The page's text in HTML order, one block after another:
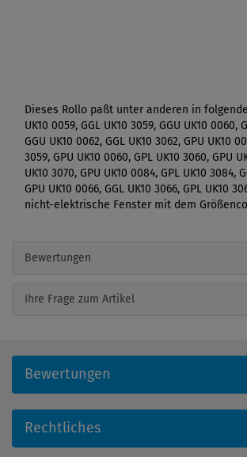
Dieses Rollo paßt unter anderen in folgende
UK10 0059, GGL UK10 3059, GGU UK10 0060,
GGU UK10 0062, GGL UK10 3062, GPU UK10
3059, GPU UK10 0060, GPL UK10 3060, GPU
UK10 3070, GPU UK10 0084, GPL UK10 3084,
GPU UK10 0066, GGL UK10 3066, GPL UK10
nicht-elektrische Fenster mit dem
Bewertungen
Ihre Frage zum Artikel
Bewertungen
Rechtliches